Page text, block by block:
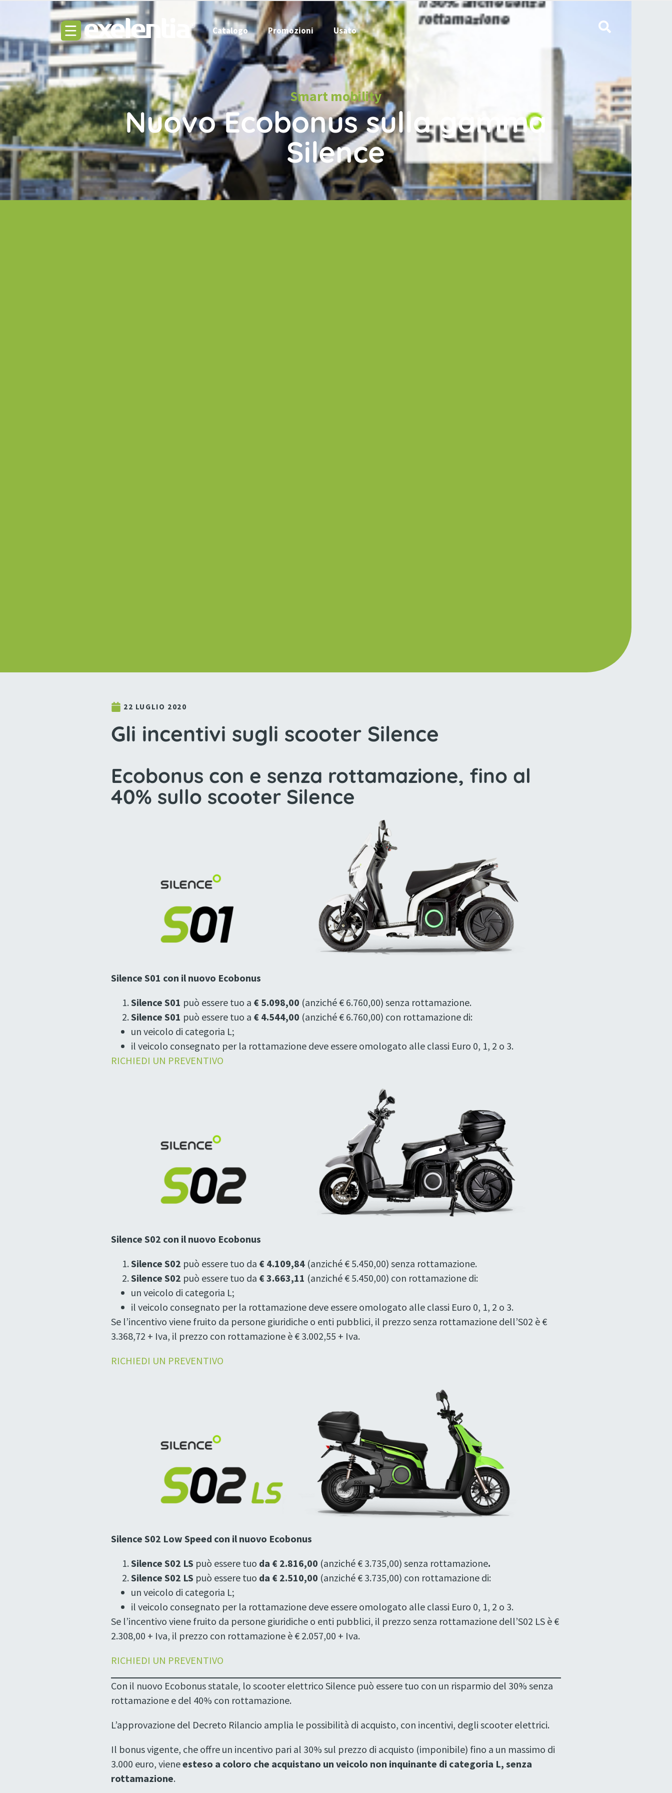
Catalogo Promozioni Usato
Smart mobility
Nuovo Ecobonus sulla gamma
Silence
22 LUGLIO 2020
Gli incentivi sugli scooter Silence
Ecobonus con e senza rottamazione, fino al
40% sullo scooter Silence
Silence S01 con il nuovo Ecobonus
Silence S01 può essere tuo a € 5.098,00 (anziché € 6.760,00) senza rottamazione.
Silence S01 può essere tuo a € 4.544,00 (anziché € 6.760,00) con rottamazione di:
un veicolo di categoria L;
il veicolo consegnato per la rottamazione deve essere omologato alle classi Euro 0, 1, 2 o 3.
RICHIEDI UN PREVENTIVO
Silence S02 con il nuovo Ecobonus
Silence S02 può essere tuo da € 4.109,84 (anziché € 5.450,00) senza rottamazione.
Silence S02 può essere tuo da € 3.663,11 (anziché € 5.450,00) con rottamazione di:
un veicolo di categoria L;
il veicolo consegnato per la rottamazione deve essere omologato alle classi Euro 0, 1, 2 o 3.
Se l’incentivo viene fruito da persone giuridiche o enti pubblici, il prezzo senza rottamazione dell’S02 è €
3.368,72 + Iva, il prezzo con rottamazione è € 3.002,55 + Iva.
RICHIEDI UN PREVENTIVO
Silence S02 Low Speed con il nuovo Ecobonus
Silence S02 LS può essere tuo da € 2.816,00 (anziché € 3.735,00) senza rottamazione.
Silence S02 LS può essere tuo da € 2.510,00 (anziché € 3.735,00) con rottamazione di:
un veicolo di categoria L;
il veicolo consegnato per la rottamazione deve essere omologato alle classi Euro 0, 1, 2 o 3.
Se l’incentivo viene fruito da persone giuridiche o enti pubblici, il prezzo senza rottamazione dell’S02 LS è €
2.308,00 + Iva, il prezzo con rottamazione è € 2.057,00 + Iva.
RICHIEDI UN PREVENTIVO
Con il nuovo Ecobonus statale, lo scooter elettrico Silence può essere tuo con un risparmio del 30% senza
rottamazione e del 40% con rottamazione.
L’approvazione del Decreto Rilancio amplia le possibilità di acquisto, con incentivi, degli scooter elettrici.
Il bonus vigente, che offre un incentivo pari al 30% sul prezzo di acquisto (imponibile) fino a un massimo di
3.000 euro, vieneesteso a coloro che acquistano un veicolo non inquinante di categoria L, senza
rottamazione.